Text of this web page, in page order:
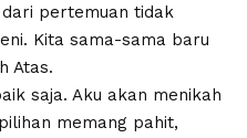
pertemuan tidak
Kita sama-sama baru
Atas.
saja. Aku akan menikah
memang pahit,